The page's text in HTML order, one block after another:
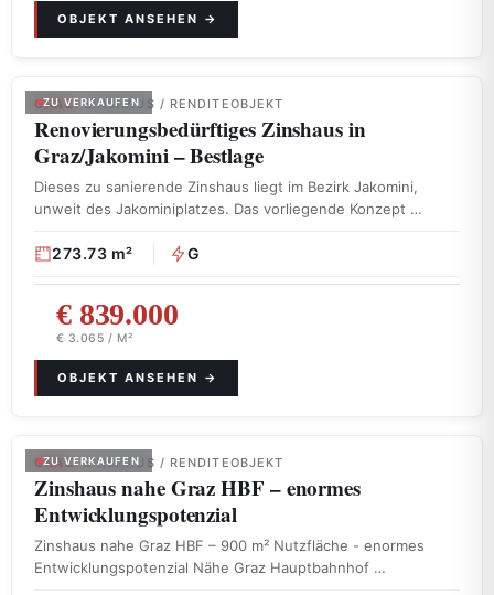
ZU VERKAUFEN
GRAZ· ZINSHAUS / RENDITEOBJEKT
Renovierungsbedürftiges Zinshaus in
Graz/Jakomini – Bestlage
Dieses zu sanierende Zinshaus liegt im Bezirk Jakomini,
unweit des Jakominiplatzes. Das vorliegende Konzept …
273.73 m² G
€ 839.000
€ 3.065 / M²
ZU VERKAUFEN
GRAZ· ZINSHAUS / RENDITEOBJEKT
Zinshaus nahe Graz HBF – enormes
Entwicklungspotenzial
Zinshaus nahe Graz HBF – 900 m² Nutzfläche - enormes
Entwicklungspotenzial Nähe Graz Hauptbahnhof …